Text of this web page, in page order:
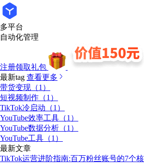
多平台
自动化管理
注册领取礼包
最新tag 查看更多
带货变现（1）
短视频制作（1）
TikTok冷启动（1）
YouTube效率工具（1）
YouTube数据分析（1）
YouTube工具（1）
最新文章
TikTok运营进阶指南:百万粉丝账号的7个